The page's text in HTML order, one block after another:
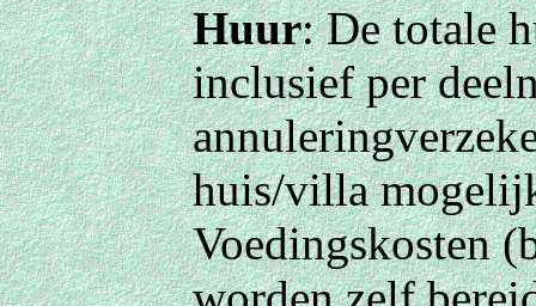
Huur: De totale
inclusief per
huis/villa
Voedingskosten